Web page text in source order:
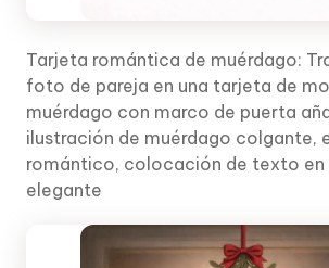
Tarjeta romántica de muérdago:
foto de pareja en una tarjeta de
muérdago con marco de puerta
ilustración de muérdago colgante,
romántico, colocación de texto en
elegante